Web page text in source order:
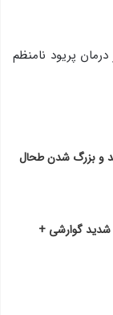
پریود نامنظم
و بزرگ شدن طحال
گوارشی +